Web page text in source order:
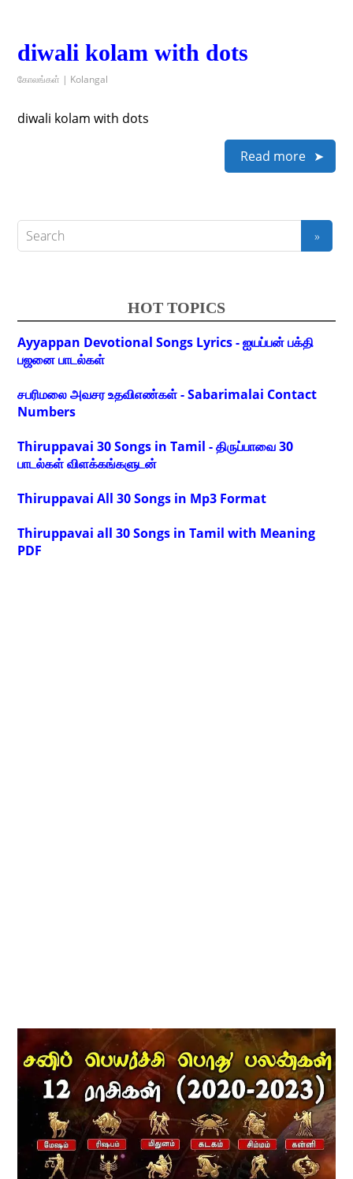
diwali kolam with dots
கோலங்கள் | Kolangal
diwali kolam with dots
Read more
HOT TOPICS
Ayyappan Devotional Songs Lyrics - ஐயப்பன் பக்தி
பஜனை பாடல்கள்
சபரிமலை அவசர உதவிஎண்கள் - Sabarimalai Contact
Numbers
Thiruppavai 30 Songs in Tamil - திருப்பாவை 30
பாடல்கள் விளக்கங்களுடன்
Thiruppavai All 30 Songs in Mp3 Format
Thiruppavai all 30 Songs in Tamil with Meaning
PDF